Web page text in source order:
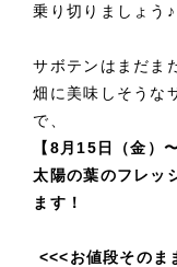
乗り切りましょう♪
サボテンはまだま
畑に美味しそうな
で、
【8月15日（金）
太陽の葉のフレッ
ます！
<<<お値段そのま